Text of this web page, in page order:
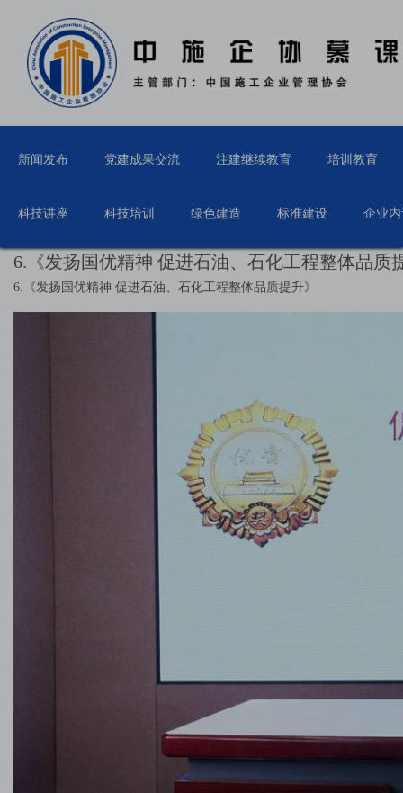
新闻发布 党建成果交流 注建继续教育 培训教育
科技讲座 科技培训 绿色建造 标准建设 企业
6.《发扬国优精神 促进石油、石化工程整体品质
6.《发扬国优精神 促进石油、石化工程整体品质提升》